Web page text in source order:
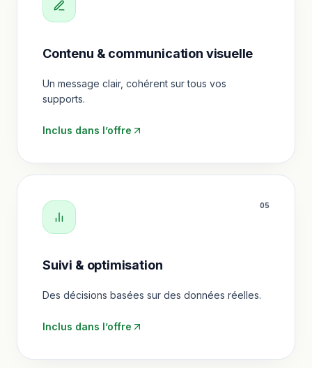
Contenu & communication visuelle
Un message clair, cohérent sur tous vos
supports.
Inclus dans l’offre
05
Suivi & optimisation
Des décisions basées sur des données réelles.
Inclus dans l’offre